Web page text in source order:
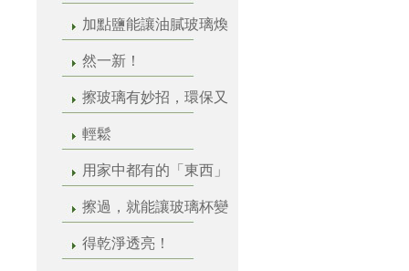
加點鹽能讓油膩玻璃煥
然一新！
擦玻璃有妙招，環保又
輕鬆
用家中都有的「東西」
擦過，就能讓玻璃杯變
得乾淨透亮！